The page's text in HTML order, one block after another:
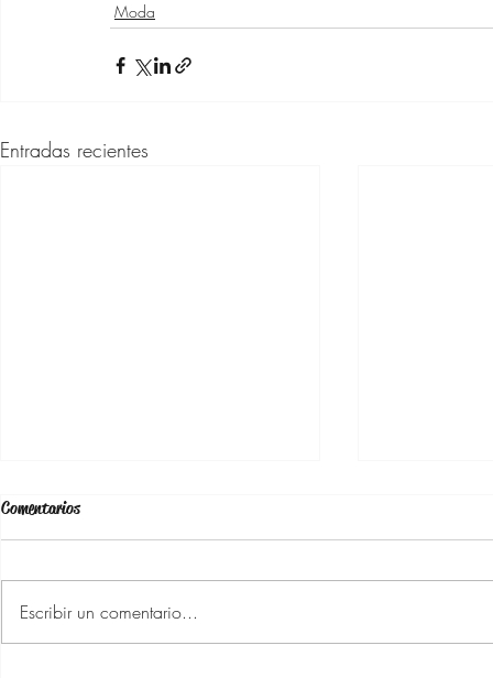
Moda
Entradas recientes
Comentarios
Escribir un comentario...